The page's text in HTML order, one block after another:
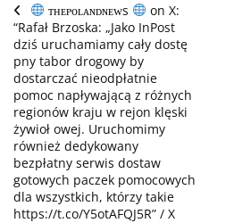
Post
navigation
ᴛʜᴇᴘᴏʟᴀɴᴅɴᴇᴡs
on X:
“Rafał Brzoska: „Jako InPost
dziś uruchamiamy cały dostę
pny tabor drogowy by
dostarczać nieodpłatnie
pomoc napływającą z różnych
regionów kraju w rejon klęski
żywioł owej. Uruchomimy
również dedykowany
bezpłatny serwis dostaw
gotowych paczek pomocowych
dla wszystkich, którzy takie
https://t.co/Y5otAFQJ5R” / X